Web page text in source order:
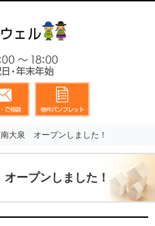
大泉 オープンしました！
ープンしました！
ー 資料請求・お問合せ
大泉 オープンしました！